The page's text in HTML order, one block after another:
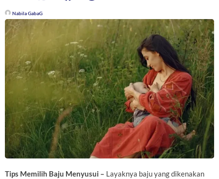
Nabila GabaG
Tips Memilih Baju Menyusui – Layaknya baju yang dikenakan